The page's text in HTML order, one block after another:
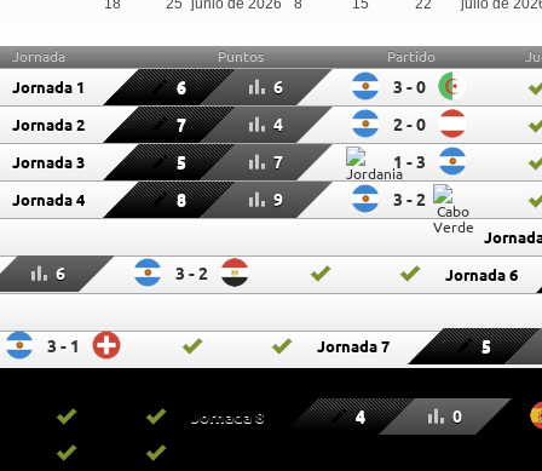
junio de 2026 julio de
18 25 8 15 22
Jornada Puntos Partido
Jornada 1 6 6 3 - 0
Jornada 2 7 4 2 - 0
Jornada 3 5 7 1 - 3
Jornada 4 8 9 3 - 2
6 3 - 2 Jornada 6
3 - 1 Jornada 7 5
Jornada 8 4 0